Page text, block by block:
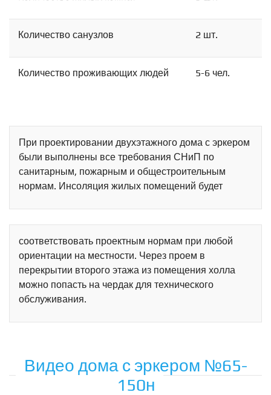
Количество санузлов 2 шт.
Количество проживающих людей 5-6 чел.
При проектировании двухэтажного дома с эркером
были выполнены все требования СНиП по
санитарным, пожарным и общестроительным
нормам. Инсоляция жилых помещений будет
соответствовать проектным нормам при любой
ориентации на местности. Через проем в
перекрытии второго этажа из помещения холла
можно попасть на чердак для технического
обслуживания.
Видео дома с эркером №65-
150н
Сейчас Статистика
Схема
Панорамы